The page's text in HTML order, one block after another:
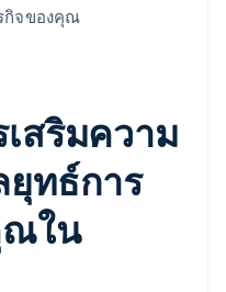
กิจของคุณ
สริมความ
ยุทธ์การ
ณใน